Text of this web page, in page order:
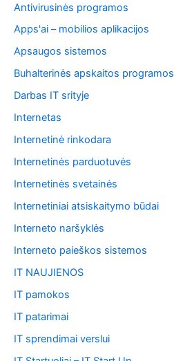
tAntivirusinės programos
Apps'ai – mobilios aplikacijos
Apsaugos sistemos
Buhalterinės apskaitos programos
Darbas IT srityje
Internetas
Internetinė rinkodara
Internetinės parduotuvės
Internetinės svetainės
Internetiniai atsiskaitymo būdai
Interneto naršyklės
Interneto paieškos sistemos
IT NAUJIENOS
IT pamokos
IT patarimai
IT sprendimai verslui